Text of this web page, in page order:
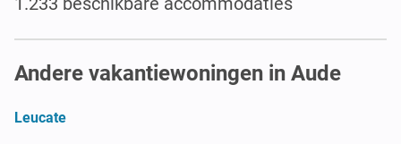
Andere vakantiewoningen in Aude
Leucate